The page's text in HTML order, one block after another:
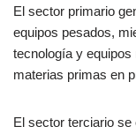
El sector primario
equipos pesados,
tecnología y
materias primas en
El sector terciario